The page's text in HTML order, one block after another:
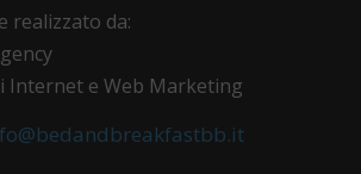
realizzato da:
Internet e Web Marketing